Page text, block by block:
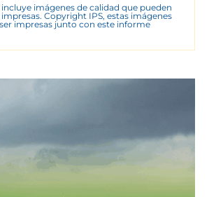
imágenes de calidad que pueden
impresas. Copyright IPS, estas imágenes
impresas junto con este informe